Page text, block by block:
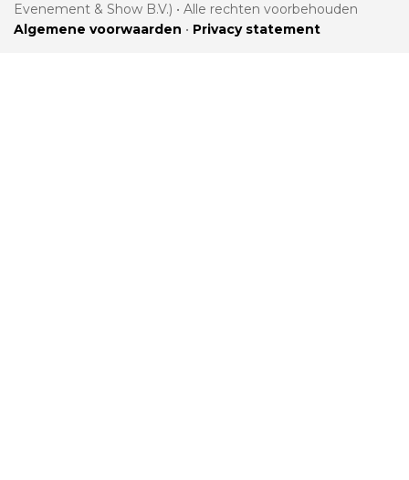
Evenement & Show B.V.) • Alle rechten voorbehouden
Algemene voorwaarden • Privacy statement